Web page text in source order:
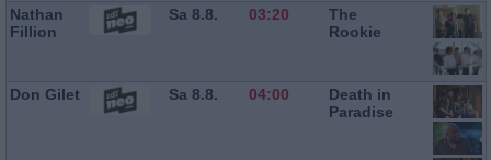
Nathan
Fillion
Sa 8.8. 03:20
The
Rookie
Don Gilet Sa 8.8. 04:00
Death in
Paradise